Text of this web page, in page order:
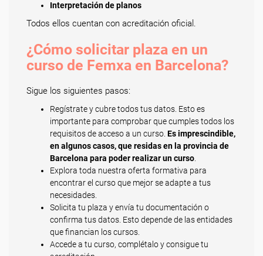
Interpretación de planos
Todos ellos cuentan con acreditación oficial.
¿Cómo solicitar plaza en un
curso de Femxa en Barcelona?
Sigue los siguientes pasos:
Regístrate y cubre todos tus datos. Esto es
importante para comprobar que cumples todos los
requisitos de acceso a un curso. Es imprescindible,
en algunos casos, que residas en la provincia de
Barcelona para poder realizar un curso
Explora toda nuestra oferta formativa para
encontrar el curso que mejor se adapte a tus
necesidades.
Solicita tu plaza y envía tu documentación o
confirma tus datos. Esto depende de las entidades
que financian los cursos.
Accede a tu curso, complétalo y consigue tu